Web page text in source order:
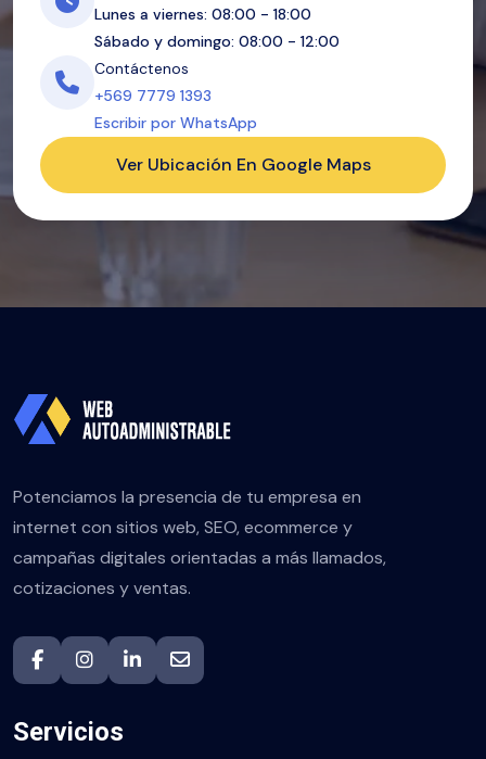
Lunes a viernes: 08:00 - 18:00
Sábado y domingo: 08:00 - 12:00
Contáctenos
+569 7779 1393
Escribir por WhatsApp
Ver Ubicación En Google Maps
Potenciamos la presencia de tu empresa en
internet con sitios web, SEO, ecommerce y
campañas digitales orientadas a más llamados,
cotizaciones y ventas.
Servicios